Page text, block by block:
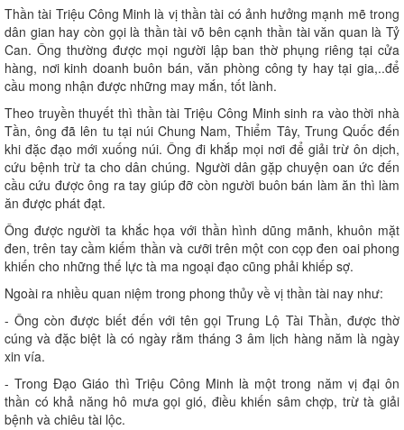
Thần tài Triệu Công Minh là vị thần tài có ảnh hưởng mạnh mẽ trong
dân gian hay còn gọi là thần tài võ bên cạnh thần tài văn quan là Tỷ
Can. Ông thường được mọi người lập ban thờ phụng riêng tại cửa
hàng, nơi kinh doanh buôn bán, văn phòng công ty hay tại gia,..để
cầu mong nhận được những may mắn, tốt lành.
Theo truyền thuyết thì thần tài Triệu Công Minh sinh ra vào thời nhà
Tần, ông đã lên tu tại núi Chung Nam, Thiểm Tây, Trung Quốc đến
khi đặc đạo mới xuống núi. Ông đi khắp mọi nơi để giải trừ ôn dịch,
cứu bệnh trừ ta cho dân chúng. Người dân gặp chuyện oan ức đến
cầu cứu được ông ra tay giúp đỡ còn người buôn bán làm ăn thì làm
ăn được phát đạt.
Ông được người ta khắc họa với thần hình dũng mãnh, khuôn mặt
đen, trên tay cầm kiếm thần và cưỡi trên một con cọp đen oai phong
khiến cho những thế lực tà ma ngoại đạo cũng phải khiếp sợ.
Ngoài ra nhiều quan niệm trong phong thủy về vị thần tài nay như:
- Ông còn được biết đến với tên gọi Trung Lộ Tài Thần, được thờ
cúng và đặc biệt là có ngày rằm tháng 3 âm lịch hàng năm là ngày
xin vía.
- Trong Đạo Giáo thì Triệu Công Minh là một trong năm vị đại ôn
thần có khả năng hô mưa gọi gió, điều khiến sâm chợp, trừ tà giải
bệnh và chiêu tài lộc.